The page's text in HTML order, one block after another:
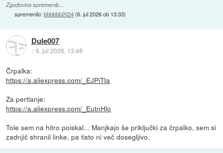
Zgodovina sprememb…
spremenilo:bbbbbb2024(6. jul 2026 ob 13:33)
Dule007
::6. jul 2026, 13:48
Črpalka:
https://a.aliexpress.com/_EJPiTIa
Za pertlanje:
https://a.aliexpress.com/_EutnHlo
Tole sem na hitro poiskal... Manjkajo še priključki za črpalko, sem si
zadnjič shranil linke, pa tisto ni več dosegljivo.